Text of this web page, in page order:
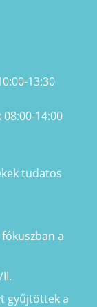
13:30
14:00
tudatos
a
gyűjtöttek a